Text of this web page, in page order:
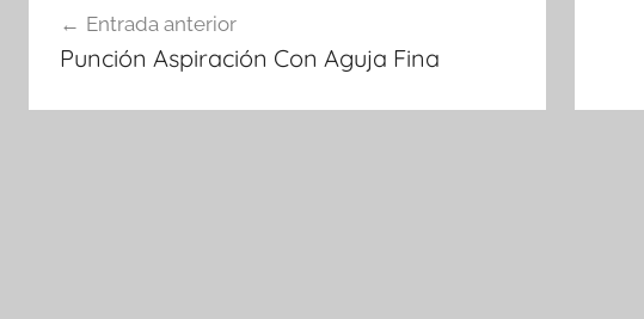
de
Entrada anterior
Punción Aspiración Con Aguja Fina